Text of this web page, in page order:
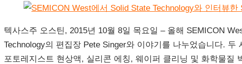
텍사스주 오스틴, 2015년 10월 8일 목요일 – 올해 SEMICON
Technology의 편집장 Pete Singer와 이야기를 나누었습니다.
포토레지스트 현상액, 실리콘 에칭, 웨이퍼 클리닝 및 화학물질